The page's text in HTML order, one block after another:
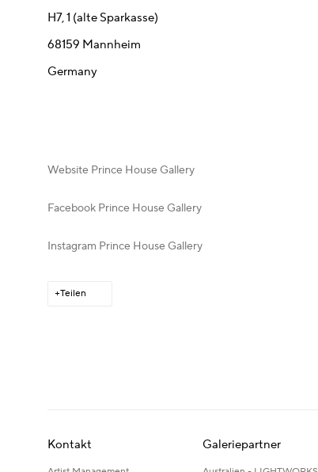
H7, 1 (alte Sparkasse)
68159 Mannheim
Germany
Website Prince House Gallery
Facebook Prince House Gallery
Instagram Prince House Gallery
Teilen
Kontakt Galeriepartner